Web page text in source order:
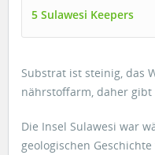
5 Sulawesi Keepers
Substrat ist steinig, das
nährstoffarm, daher gibt
Die Insel Sulawesi war
geologischen